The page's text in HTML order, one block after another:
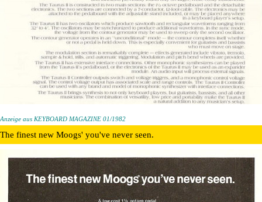
Anzeige aus KEYBOARD MAGAZINE 01/1982
The finest new Moogs' you've never seen.